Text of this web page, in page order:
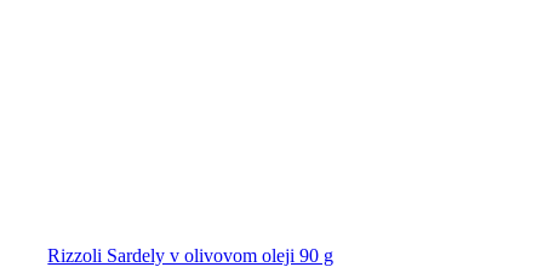
Rizzoli Sardely v olivovom oleji 90 g